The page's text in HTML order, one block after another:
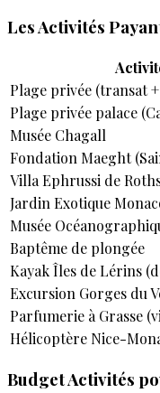
Les Activités
Plage privée (transat
Plage privée palace
Musée Chagall
Fondation Maeght
Villa Ephrussi de
Jardin Exotique
Musée
Baptême de plongée
Kayak Îles de Lérins
Excursion Gorges du
Parfumerie à Grasse
Hélicoptère Nice-
Budget Activités